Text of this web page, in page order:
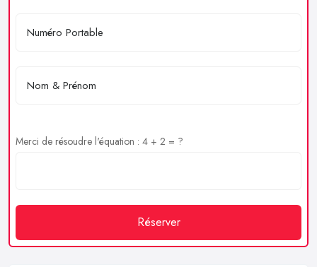
Merci de résoudre l'équation : 4 + 2 = ?
Réserver